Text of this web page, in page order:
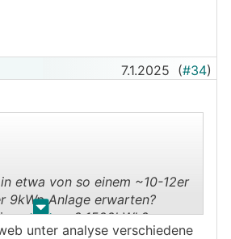
7.1.2025 (#34)
. .
etwa von so einem ~10-12er
9kWp Anlage erwarten?
1500kWh?
unter analyse verschiedene